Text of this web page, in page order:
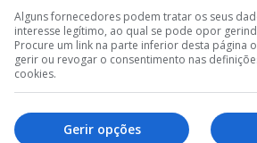
< >
as águias, que inauguram o
adversário europeu empatou tudo por
Alguns fornecedores podem tratar os seus
interesse legítimo, ao qual se pode opor
Procure um link na parte inferior desta página
gerir ou revogar o consentimento nas
cookies.
Gerir opções